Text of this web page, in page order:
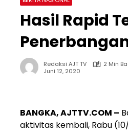
Hasil Rapid
Redaksi AJT TV
2 Min
Juni 12, 2020
BANGKA, AJTTV.COM –
aktivitas kembali, Rabu